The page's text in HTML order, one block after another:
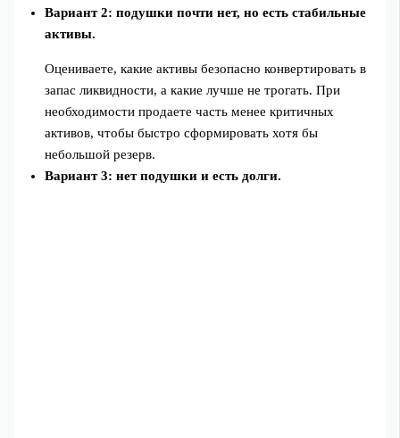
Вариант 2: подушки почти нет, но есть стабильные
активы.
Оцениваете, какие активы безопасно конвертировать в
запас ликвидности, а какие лучше не трогать. При
необходимости продаете часть менее критичных
активов, чтобы быстро сформировать хотя бы
небольшой резерв.
Вариант 3: нет подушки и есть долги.